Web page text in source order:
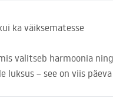
ka väiksematesse
valitseb harmoonia
luksus – see on viis päeva